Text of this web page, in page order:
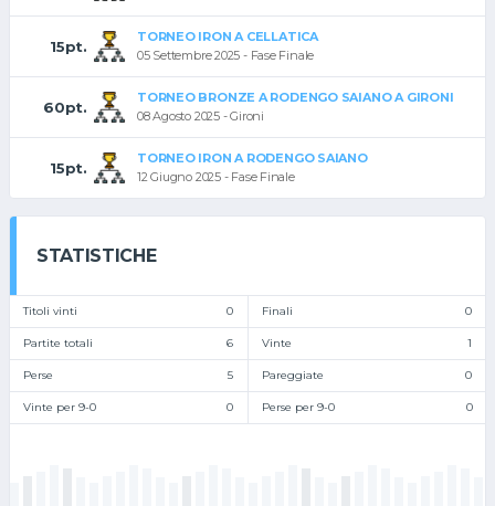
15pt.
TORNEO IRON A CELLATICA
05 Settembre 2025 - Fase Finale
60pt.
TORNEO BRONZE A RODENGO SAIANO A GIRONI
08 Agosto 2025 - Gironi
15pt.
TORNEO IRON A RODENGO SAIANO
12 Giugno 2025 - Fase Finale
STATISTICHE
Titoli vinti 0 Finali 0
Partite totali 6 Vinte 1
Perse 5 Pareggiate 0
Vinte per 9-0 0 Perse per 9-0 0